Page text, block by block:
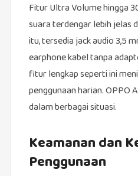
Fitur Ultra Volume hingga
suara terdengar lebih jelas
itu, tersedia jack audio 3,5
earphone kabel tanpa
fitur lengkap seperti ini
penggunaan harian. OPPO
dalam berbagai situasi.
Keamanan dan
Penggunaan